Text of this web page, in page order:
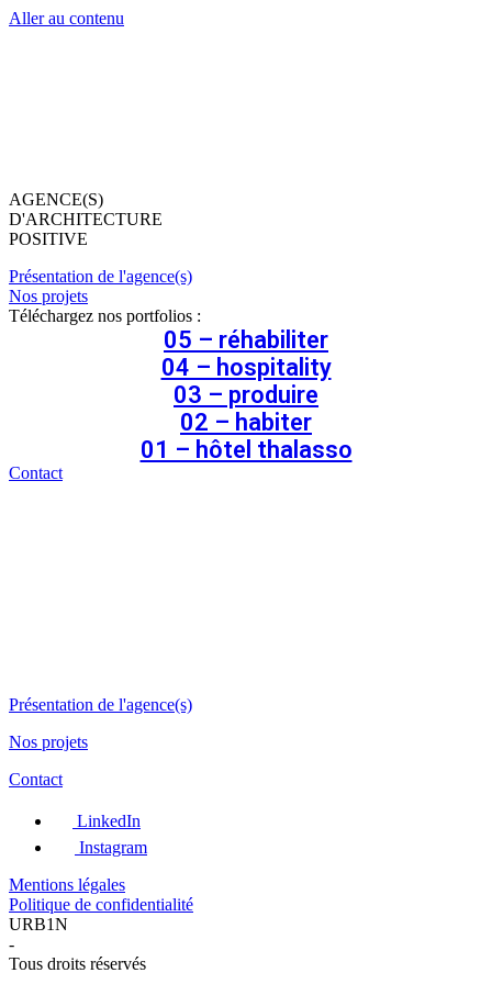
Aller au contenu
AGENCE(S)
D'ARCHITECTURE
POSITIVE
Présentation de l'agence(s)
Nos projets
Téléchargez nos portfolios :
05 – réhabiliter
04 – hospitality
03 – produire
02 – habiter
01 – hôtel thalasso
Contact
Présentation de l'agence(s)
Nos projets
Contact
LinkedIn
Instagram
Mentions légales
Politique de confidentialité
URB1N
-
Tous droits réservés